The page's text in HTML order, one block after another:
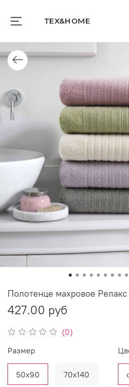
TEX&HOME
(0)
Полотенце махровое Релакс
427.00 руб
Размер
50х90 70х140